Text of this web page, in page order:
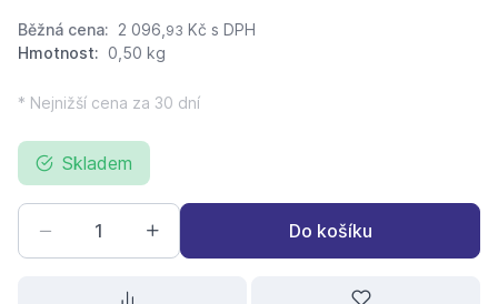
Běžná cena: 2 096, 93 Kč s DPH
Hmotnost: 0,50 kg
* Nejnižší cena za 30 dní
Skladem
Do košíku